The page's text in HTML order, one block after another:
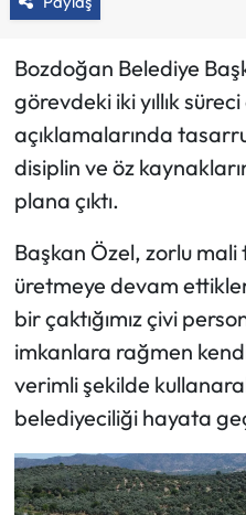
Bozdoğan Belediye
görevdeki iki yıllık
açıklamalarında
disiplin ve öz
plana çıktı.
Başkan Özel, zorlu
üretmeye devam
bir çaktığımız çivi
imkanlara rağmen kendi
verimli şekilde
belediyeciliği hayata